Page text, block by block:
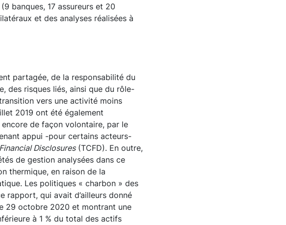
banques, 17 assureurs et 20
et des analyses réalisées à
partagée, de la responsabilité du
des risques liés, ainsi que du rôle-
vers une activité moins
2019 ont été également
de façon volontaire, par le
appui -pour certains acteurs-
Disclosures(TCFD). En outre,
de gestion analysées dans ce
thermique, en raison de la
Les politiques « charbon » des
rapport, qui avait d’ailleurs donné
29 octobre 2020 et montrant une
à 1 % du total des actifs